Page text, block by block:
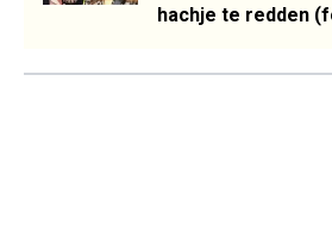
hachje te redden